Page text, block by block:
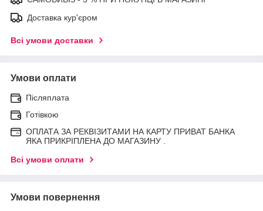
Доставка кур'єром
Всі умови доставки
Умови оплати
Післяплата
Готівкою
ОПЛАТА ЗА РЕКВІЗИТАМИ НА КАРТУ ПРИВАТ БАНКА
ЯКА ПРИКРІПЛЕНА ДО МАГАЗИНУ .
Всі умови оплати
Умови повернення